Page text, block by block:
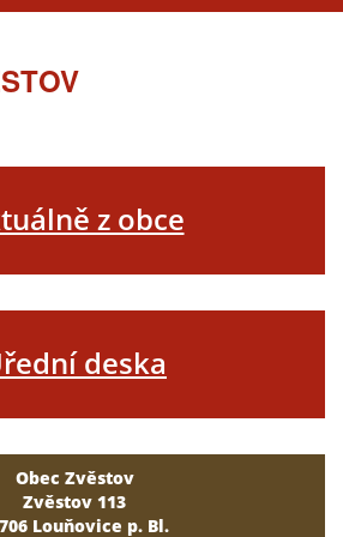
z obce
deska
Obec Zvěstov
Zvěstov 113
Louňovice p. Bl.